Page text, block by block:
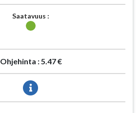
Saatavuus :
Ohjehinta :5.47 €